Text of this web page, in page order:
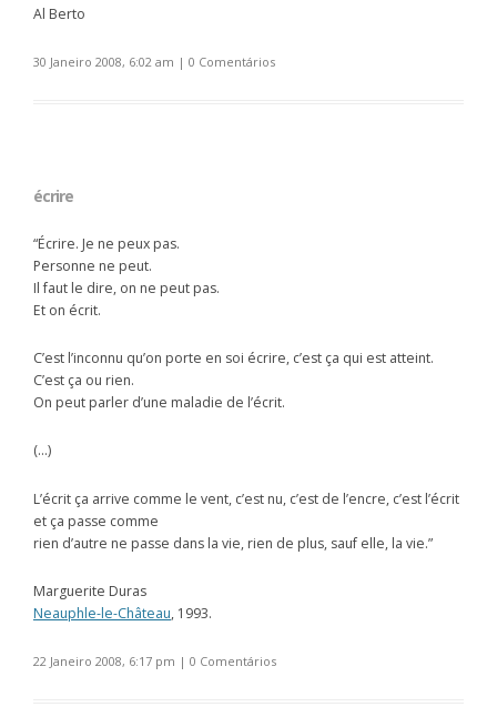
Al Berto
30 Janeiro 2008, 6:02 am | 0 Comentários
écrire
“Écrire. Je ne peux pas.
Personne ne peut.
Il faut le dire, on ne peut pas.
Et on écrit.
C’est l’inconnu qu’on porte en soi écrire, c’est ça qui est atteint.
C’est ça ou rien.
On peut parler d’une maladie de l’écrit.
(…)
L’écrit ça arrive comme le vent, c’est nu, c’est de l’encre, c’est l’écrit
et ça passe comme
rien d’autre ne passe dans la vie, rien de plus, sauf elle, la vie.”
Marguerite Duras
Neauphle-le-Château, 1993.
22 Janeiro 2008, 6:17 pm | 0 Comentários